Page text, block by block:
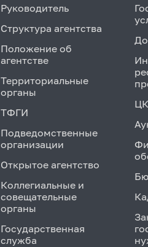
Руководитель
Структура агентства
Положение об
агентстве
Территориальные
органы
ТФГИ
Подведомственные
организации
Открытое агентство
Коллегиальные и
совещательные
органы
Государственная
служба